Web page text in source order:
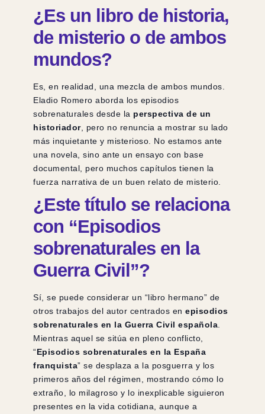
¿Es un libro de historia,
de misterio o de ambos
mundos?
Es, en realidad, una mezcla de ambos mundos.
Eladio Romero aborda los episodios
sobrenaturales desde la perspectiva de un
historiador, pero no renuncia a mostrar su lado
más inquietante y misterioso. No estamos ante
una novela, sino ante un ensayo con base
documental, pero muchos capítulos tienen la
fuerza narrativa de un buen relato de misterio.
¿Este título se relaciona
con “Episodios
sobrenaturales en la
Guerra Civil”?
Sí, se puede considerar un “libro hermano” de
otros trabajos del autor centrados en episodios
sobrenaturales en la Guerra Civil española
Mientras aquel se sitúa en pleno conflicto,
“Episodios sobrenaturales en la España
franquista” se desplaza a la posguerra y los
primeros años del régimen, mostrando cómo lo
extraño, lo milagroso y lo inexplicable siguieron
presentes en la vida cotidiana, aunque a